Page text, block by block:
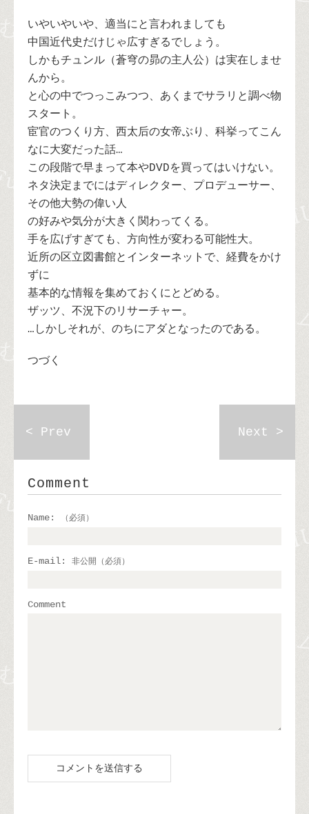
いやいやいや、適当にと言われましても
中国近代史だけじゃ広すぎるでしょう。
しかもチュンル（蒼穹の昴の主人公）は実在しませ
んから。
と心の中でつっこみつつ、あくまでサラリと調べ物
スタート。
宦官のつくり方、西太后の女帝ぶり、科挙ってこん
なに大変だった話…
この段階で早まって本やDVDを買ってはいけない。
ネタ決定までにはディレクター、プロデューサー、
その他大勢の偉い人
の好みや気分が大きく関わってくる。
手を広げすぎても、方向性が変わる可能性大。
近所の区立図書館とインターネットで、経費をかけ
ずに
基本的な情報を集めておくにとどめる。
ザッツ、不況下のリサーチャー。
…しかしそれが、のちにアダとなったのである。
つづく
< Prev Next >
Comment
Name: （必須）
E-mail: 非公開（必須）
Comment